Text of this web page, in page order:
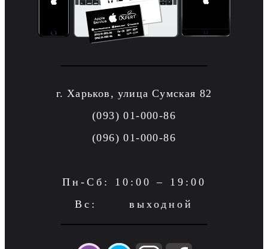
г. Харьков, улица Сумская 82
(093) 01-000-86
(096) 01-000-86
Пн-Сб: 10:00 – 19:00
Вс: выходной